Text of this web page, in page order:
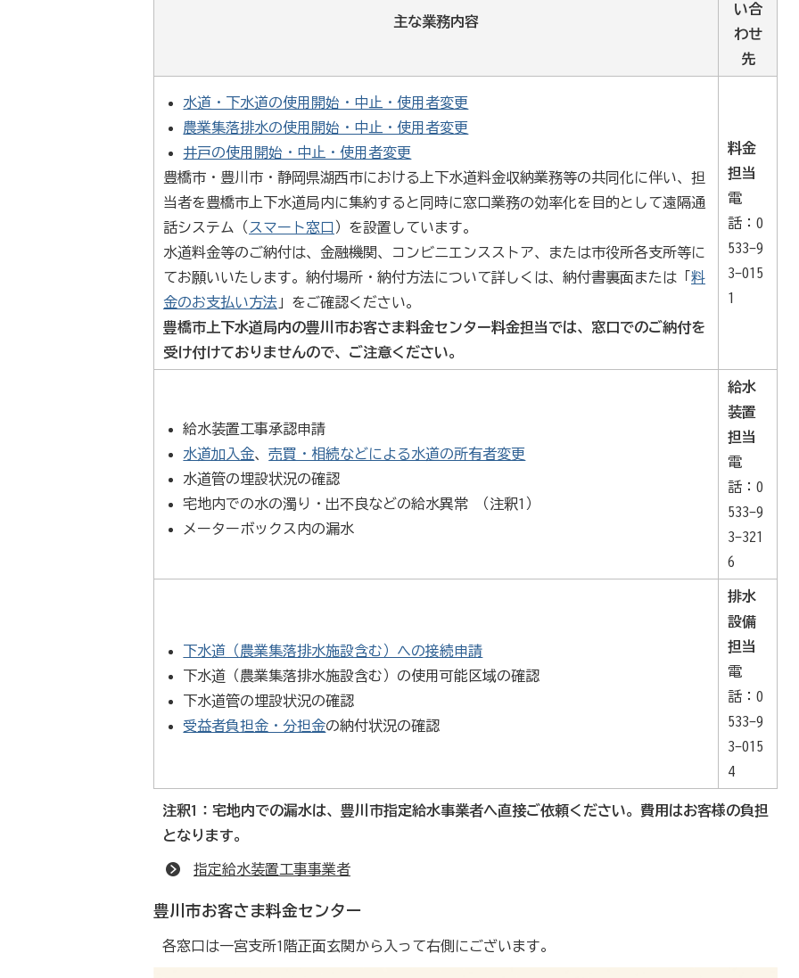
主な業務内容
い合
わせ
先
水道・下水道の使用開始・中止・使用者変更
農業集落排水の使用開始・中止・使用者変更
井戸の使用開始・中止・使用者変更
豊橋市・豊川市・静岡県湖西市における上下水道料金収納業務等の共同化に伴い、担
当者を豊橋市上下水道局内に集約すると同時に窓口業務の効率化を目的として遠隔通
話システム（ スマート窓口）を設置しています。
水道料金等のご納付は、金融機関、コンビニエンスストア、または市役所各支所等に
てお願いいたします。納付場所・納付方法について詳しくは、納付書裏面または「料
金のお支払い方法 」をご確認ください。
豊橋市上下水道局内の豊川市お客さま料金センター料金担当では、窓口でのご納付を
受け付けておりませんので、ご注意ください。
料金
担当
電
話：0
533-9
3-015
1
給水装置工事承認申請
水道加入金、売買・相続などによる水道の所有者変更
水道管の埋設状況の確認
宅地内での水の濁り・出不良などの給水異常 （注釈1）
メーターボックス内の漏水
給水
装置
担当
電
話：0
533-9
3-321
6
下水道（農業集落排水施設含む）への接続申請
下水道（農業集落排水施設含む）の使用可能区域の確認
下水道管の埋設状況の確認
受益者負担金・分担金の納付状況の確認
排水
設備
担当
電
話：0
533-9
3-015
4
注釈1：宅地内での漏水は、豊川市指定給水事業者へ直接ご依頼ください。費用はお客様の負担
となります。
指定給水装置工事事業者
豊川市お客さま料金センター
各窓口は一宮支所1階正面玄関から入って右側にございます。